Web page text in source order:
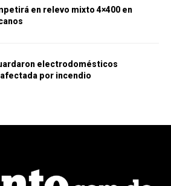
en relevo mixto 4×400 en
electrodomésticos
por incendio